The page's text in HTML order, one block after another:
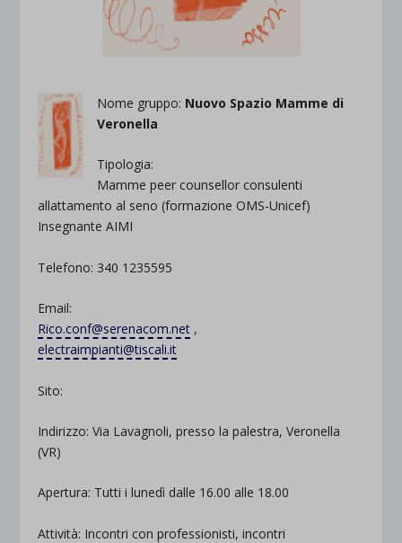
Nome gruppo: Nuovo Spazio Mamme di
Veronella
Tipologia:
Mamme peer counsellor consulenti
allattamento al seno (formazione OMS-Unicef)
Insegnante AIMI
Telefono: 340 1235595
Email:
Rico.conf@serenacom.net ,
electraimpianti@tiscali.it
Sito:
Indirizzo: Via Lavagnoli, presso la palestra, Veronella
(VR)
Apertura: Tutti i lunedì dalle 16.00 alle 18.00
Attività: Incontri con professionisti, incontri